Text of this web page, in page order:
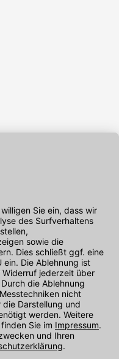
freitags von 08:00 - 17:00
151für Sie erreichbar.
nutzen.
finden Sie